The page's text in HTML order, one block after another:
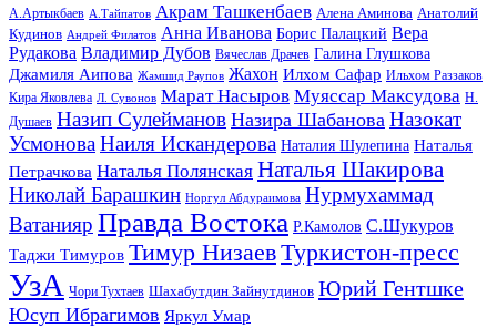
А.Артыкбаев А.Тайпатов Акрам Ташкенбаев Алена Аминова Анатолий
Кудинов Андрей Филатов Анна Иванова Борис Палацкий Вера
Рудакова Владимир Дубов Вячеслав Драчев Галина Глушкова
Джамиля Аипова Жамшид Раупов Жахон Илхом Сафар Ильхом Раззаков
Кира Яковлева Л. Сувонов Марат Насыров Муяссар Максудова Н.
Душаев Назип Сулейманов Назира Шабанова Назокат
УсмоноваНаиля Искандерова Наталия Шулепина Наталья
Петрачкова Наталья Полянская Наталья Шакирова
Николай Барашкин Норгул Абдураимова Нурмухаммад
Ватанияр Правда Востока Р.Камолов С.Шукуров
Таджи Тимуров Тимур НизаевТуркистон-пресс
УзА Чори Тухтаев Шахабутдин Зайнутдинов Юрий Гентшке
Юсуп Ибрагимов Яркул Умар